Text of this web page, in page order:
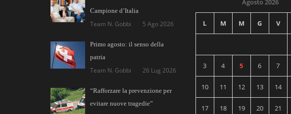
Campione d’Italia
Team N. Gobbi 5 Ago 2026
Primo agosto: il senso della
patria
Team N. Gobbi 26 Lug 2026
“Rafforzare la prevenzione per
evitare nuove tragedie”
Agosto 2026
L M M G V
3 4 5 6 7
10 11 12 13 14
17 18 19 20 21